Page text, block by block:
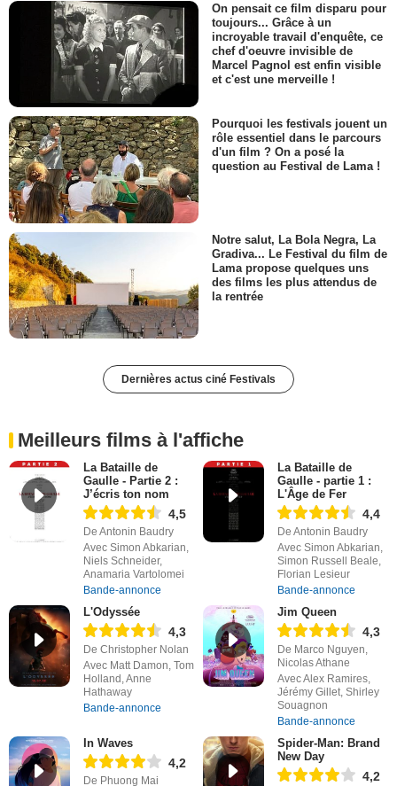
On pensait ce film disparu pour
toujours... Grâce à un
incroyable travail d'enquête, ce
chef d'oeuvre invisible de
Marcel Pagnol est enfin visible
et c'est une merveille !
Pourquoi les festivals jouent un
rôle essentiel dans le parcours
d'un film ? On a posé la
question au Festival de Lama !
Notre salut, La Bola Negra, La
Gradiva... Le Festival du film de
Lama propose quelques uns
des films les plus attendus de
la rentrée
Dernières actus ciné Festivals
Meilleurs films à l'affiche
La Bataille de
Gaulle - Partie 2 :
J’écris ton nom
4,5
De Antonin Baudry
Avec Simon Abkarian,
Niels Schneider,
Anamaria Vartolomei
Bande-annonce
La Bataille de
Gaulle - partie 1 :
L'Âge de Fer
4,4
De Antonin Baudry
Avec Simon Abkarian,
Simon Russell Beale,
Florian Lesieur
Bande-annonce
L'Odyssée
4,3
De Christopher Nolan
Avec Matt Damon, Tom
Holland, Anne
Hathaway
Bande-annonce
Jim Queen
4,3
De Marco Nguyen,
Nicolas Athane
Avec Alex Ramires,
Jérémy Gillet, Shirley
Souagnon
Bande-annonce
In Waves
4,2
De Phuong Mai
Spider-Man: Brand
New Day
4,2